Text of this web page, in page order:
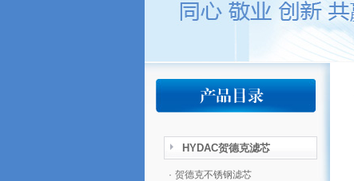
HYDAC贺德克滤芯
· 贺德克不锈钢滤芯